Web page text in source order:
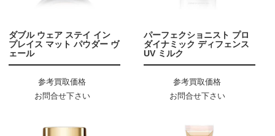
ダブル ウェア ステイ イン
プレイス マット パウダー ヴ
ェール
参考買取価格
お問合せ下さい
パーフェクショニスト プロ
ダイナミック ディフェンス
UV ミルク
参考買取価格
お問合せ下さい